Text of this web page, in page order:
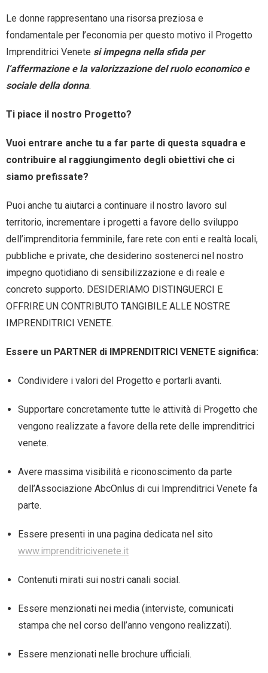
Le donne rappresentano una risorsa preziosa e
fondamentale per l’economia per questo motivo il Progetto
Imprenditrici Venete si impegna nella sfida per
l’affermazione e la valorizzazione del ruolo economico e
sociale della donna.
Ti piace il nostro Progetto?
Vuoi entrare anche tu a far parte di questa squadra e
contribuire al raggiungimento degli obiettivi che ci
siamo prefissate?
Puoi anche tu aiutarci a continuare il nostro lavoro sul
territorio, incrementare i progetti a favore dello sviluppo
dell’imprenditoria femminile, fare rete con enti e realtà locali,
pubbliche e private, che desiderino sostenerci nel nostro
impegno quotidiano di sensibilizzazione e di reale e
concreto supporto. DESIDERIAMO DISTINGUERCI E
OFFRIRE UN CONTRIBUTO TANGIBILE ALLE NOSTRE
IMPRENDITRICI VENETE.
Essere un PARTNER di IMPRENDITRICI VENETE significa:
Condividere i valori del Progetto e portarli avanti.
Supportare concretamente tutte le attività di Progetto che
vengono realizzate a favore della rete delle imprenditrici
venete.
Avere massima visibilità e riconoscimento da parte
dell’Associazione AbcOnlus di cui Imprenditrici Venete fa
parte.
Essere presenti in una pagina dedicata nel sito
www.imprenditricivenete.it
Contenuti mirati sui nostri canali social.
Essere menzionati nei media (interviste, comunicati
stampa che nel corso dell’anno vengono realizzati).
Essere menzionati nelle brochure ufficiali.